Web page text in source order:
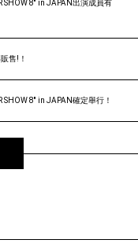
SHOW 8'' in JAPAN出演成員有
售!！
SHOW 8'' in JAPAN確定舉行！